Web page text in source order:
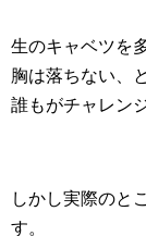
生のキャベツを
胸は落ちない、
誰もがチャレン
しかし実際のと
す。